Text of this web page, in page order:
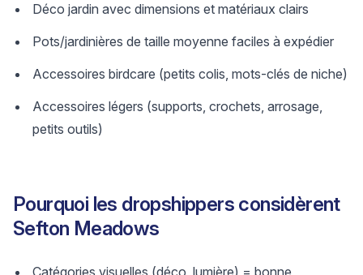
Déco jardin avec dimensions et matériaux clairs
Pots/jardinières de taille moyenne faciles à expédier
Accessoires birdcare (petits colis, mots-clés de niche)
Accessoires légers (supports, crochets, arrosage,
petits outils)
Pourquoi les dropshippers considèrent
Sefton Meadows
Catégories visuelles (déco, lumière) = bonne